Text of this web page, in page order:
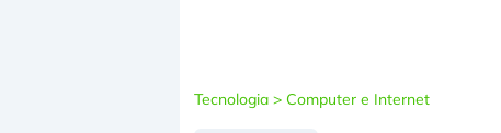
Tecnologia > Computer e Internet